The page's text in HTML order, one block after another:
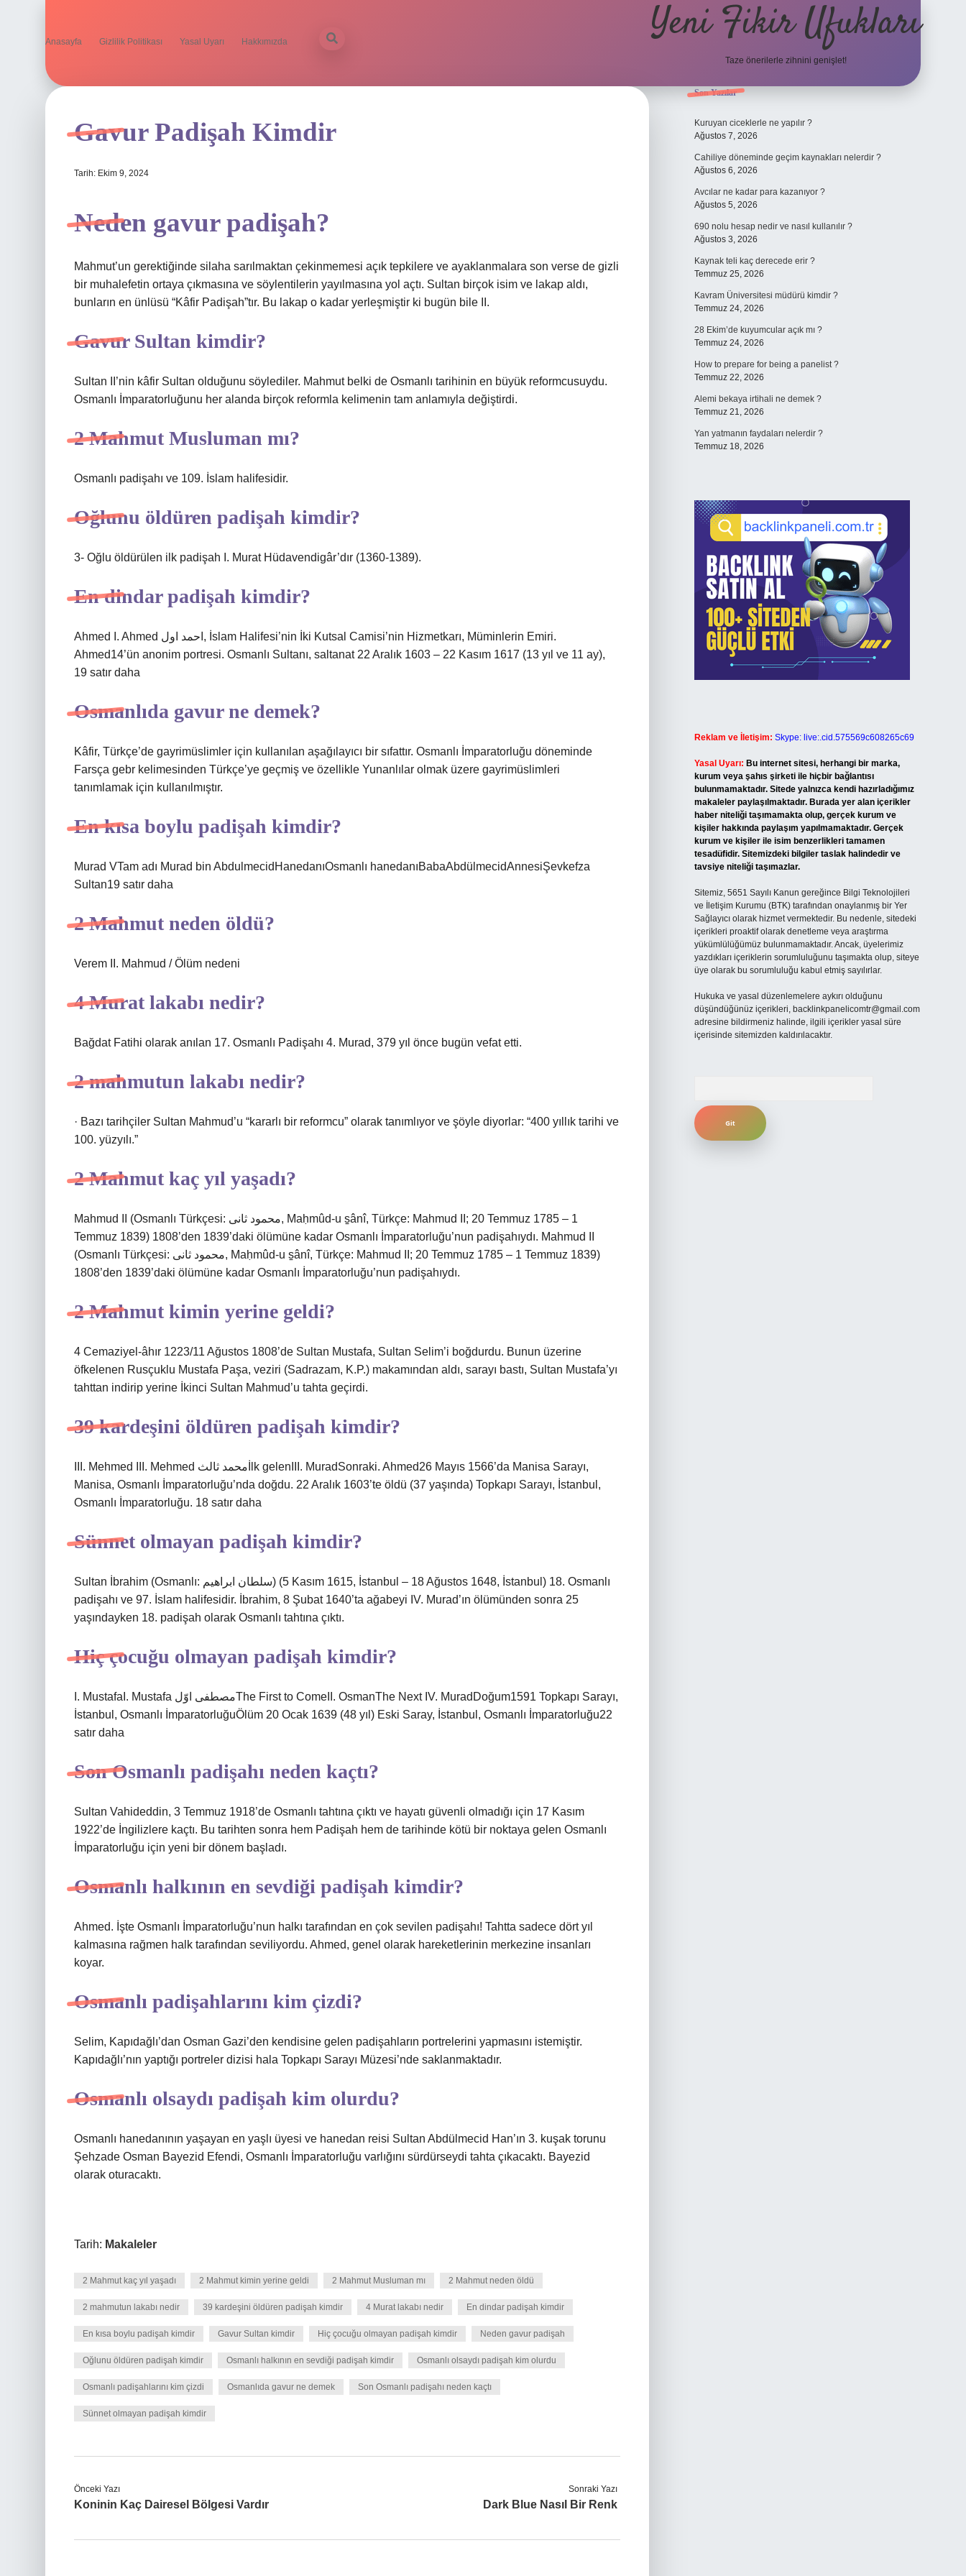
Anasayfa Gizlilik Politikası Yasal Uyarı Hakkımızda Yeni Fikir Ufukları
Taze önerilerle zihnini genişlet!
Gavur Padişah Kimdir
Tarih: Ekim 9, 2024
Neden gavur padişah?
Mahmut’un gerektiğinde silaha sarılmaktan çekinmemesi açık tepkilere ve ayaklanmalara son verse de gizli
bir muhalefetin ortaya çıkmasına ve söylentilerin yayılmasına yol açtı. Sultan birçok isim ve lakap aldı,
bunların en ünlüsü “Kâfir Padişah”tır. Bu lakap o kadar yerleşmiştir ki bugün bile II.
Gavur Sultan kimdir?
Sultan II’nin kâfir Sultan olduğunu söylediler. Mahmut belki de Osmanlı tarihinin en büyük reformcusuydu.
Osmanlı İmparatorluğunu her alanda birçok reformla kelimenin tam anlamıyla değiştirdi.
2 Mahmut Musluman mı?
Osmanlı padişahı ve 109. İslam halifesidir.
Oğlunu öldüren padişah kimdir?
3- Oğlu öldürülen ilk padişah I. Murat Hüdavendigâr’dır (1360-1389).
En dindar padişah kimdir?
Ahmed I. Ahmed احمد اول, İslam Halifesi’nin İki Kutsal Camisi’nin Hizmetkarı, Müminlerin Emiri.
Ahmed14’ün anonim portresi. Osmanlı Sultanı, saltanat 22 Aralık 1603 – 22 Kasım 1617 (13 yıl ve 11 ay),
19 satır daha
Osmanlıda gavur ne demek?
Kâfir, Türkçe’de gayrimüslimler için kullanılan aşağılayıcı bir sıfattır. Osmanlı İmparatorluğu döneminde
Farsça gebr kelimesinden Türkçe’ye geçmiş ve özellikle Yunanlılar olmak üzere gayrimüslimleri
tanımlamak için kullanılmıştır.
En kısa boylu padişah kimdir?
Murad VTam adı Murad bin AbdulmecidHanedanıOsmanlı hanedanıBabaAbdülmecidAnnesiŞevkefza
Sultan19 satır daha
2 Mahmut neden öldü?
Verem II. Mahmud / Ölüm nedeni
4 Murat lakabı nedir?
Bağdat Fatihi olarak anılan 17. Osmanlı Padişahı 4. Murad, 379 yıl önce bugün vefat etti.
2 mahmutun lakabı nedir?
· Bazı tarihçiler Sultan Mahmud’u “kararlı bir reformcu” olarak tanımlıyor ve şöyle diyorlar: “400 yıllık tarihi ve
100. yüzyılı.”
2 Mahmut kaç yıl yaşadı?
Mahmud II (Osmanlı Türkçesi: محمود ثانى, Maḥmûd-u s̠ânî, Türkçe: Mahmud II; 20 Temmuz 1785 – 1
Temmuz 1839) 1808’den 1839’daki ölümüne kadar Osmanlı İmparatorluğu’nun padişahıydı. Mahmud II
(Osmanlı Türkçesi: محمود ثانى, Maḥmûd-u s̠ânî, Türkçe: Mahmud II; 20 Temmuz 1785 – 1 Temmuz 1839)
1808’den 1839’daki ölümüne kadar Osmanlı İmparatorluğu’nun padişahıydı.
2 Mahmut kimin yerine geldi?
4 Cemaziyel-âhır 1223/11 Ağustos 1808’de Sultan Mustafa, Sultan Selim’i boğdurdu. Bunun üzerine
öfkelenen Rusçuklu Mustafa Paşa, veziri (Sadrazam, K.P.) makamından aldı, sarayı bastı, Sultan Mustafa’yı
tahttan indirip yerine İkinci Sultan Mahmud’u tahta geçirdi.
39 kardeşini öldüren padişah kimdir?
III. Mehmed III. Mehmed محمد ثالثİlk gelenIII. MuradSonraki. Ahmed26 Mayıs 1566’da Manisa Sarayı,
Manisa, Osmanlı İmparatorluğu’nda doğdu. 22 Aralık 1603’te öldü (37 yaşında) Topkapı Sarayı, İstanbul,
Osmanlı İmparatorluğu. 18 satır daha
Sünnet olmayan padişah kimdir?
Sultan İbrahim (Osmanlı: سلطان ابراهيم) (5 Kasım 1615, İstanbul – 18 Ağustos 1648, İstanbul) 18. Osmanlı
padişahı ve 97. İslam halifesidir. İbrahim, 8 Şubat 1640’ta ağabeyi IV. Murad’ın ölümünden sonra 25
yaşındayken 18. padişah olarak Osmanlı tahtına çıktı.
Hiç çocuğu olmayan padişah kimdir?
I. MustafaI. Mustafa مصطفى اوّلThe First to ComeII. OsmanThe Next IV. MuradDoğum1591 Topkapı Sarayı,
İstanbul, Osmanlı İmparatorluğuÖlüm 20 Ocak 1639 (48 yıl) Eski Saray, İstanbul, Osmanlı İmparatorluğu22
satır daha
Son Osmanlı padişahı neden kaçtı?
Sultan Vahideddin, 3 Temmuz 1918’de Osmanlı tahtına çıktı ve hayatı güvenli olmadığı için 17 Kasım
1922’de İngilizlere kaçtı. Bu tarihten sonra hem Padişah hem de tarihinde kötü bir noktaya gelen Osmanlı
İmparatorluğu için yeni bir dönem başladı.
Osmanlı halkının en sevdiği padişah kimdir?
Ahmed. İşte Osmanlı İmparatorluğu’nun halkı tarafından en çok sevilen padişahı! Tahtta sadece dört yıl
kalmasına rağmen halk tarafından seviliyordu. Ahmed, genel olarak hareketlerinin merkezine insanları
koyar.
Osmanlı padişahlarını kim çizdi?
Selim, Kapıdağlı’dan Osman Gazi’den kendisine gelen padişahların portrelerini yapmasını istemiştir.
Kapıdağlı’nın yaptığı portreler dizisi hala Topkapı Sarayı Müzesi’nde saklanmaktadır.
Osmanlı olsaydı padişah kim olurdu?
Osmanlı hanedanının yaşayan en yaşlı üyesi ve hanedan reisi Sultan Abdülmecid Han’ın 3. kuşak torunu
Şehzade Osman Bayezid Efendi, Osmanlı İmparatorluğu varlığını sürdürseydi tahta çıkacaktı. Bayezid
olarak oturacaktı.
Tarih: Makaleler
2 Mahmut kaç yıl yaşadı 2 Mahmut kimin yerine geldi 2 Mahmut Musluman mı 2 Mahmut neden öldü
2 mahmutun lakabı nedir 39 kardeşini öldüren padişah kimdir 4 Murat lakabı nedir En dindar padişah kimdir
En kısa boylu padişah kimdir Gavur Sultan kimdir Hiç çocuğu olmayan padişah kimdir Neden gavur padişah
Oğlunu öldüren padişah kimdir Osmanlı halkının en sevdiği padişah kimdir Osmanlı olsaydı padişah kim olurdu
Osmanlı padişahlarını kim çizdi Osmanlıda gavur ne demek Son Osmanlı padişahı neden kaçtı
Sünnet olmayan padişah kimdir
Önceki Yazı
Koninin Kaç Dairesel Bölgesi Vardır
Sonraki Yazı
Dark Blue Nasıl Bir Renk
Sidebar
Son Yazılar
Kuruyan ciceklerle ne yapılır ?
Ağustos 7, 2026
Cahiliye döneminde geçim kaynakları nelerdir ?
Ağustos 6, 2026
Avcılar ne kadar para kazanıyor ?
Ağustos 5, 2026
690 nolu hesap nedir ve nasıl kullanılır ?
Ağustos 3, 2026
Kaynak teli kaç derecede erir ?
Temmuz 25, 2026
Kavram Üniversitesi müdürü kimdir ?
Temmuz 24, 2026
28 Ekim’de kuyumcular açık mı ?
Temmuz 24, 2026
How to prepare for being a panelist ?
Temmuz 22, 2026
Alemi bekaya irtihali ne demek ?
Temmuz 21, 2026
Yan yatmanın faydaları nelerdir ?
Temmuz 18, 2026
Reklam ve İletişim: Skype: live:.cid.575569c608265c69
Yasal Uyarı: Bu internet sitesi, herhangi bir marka,
kurum veya şahıs şirketi ile hiçbir bağlantısı
bulunmamaktadır. Sitede yalnızca kendi hazırladığımız
makaleler paylaşılmaktadır. Burada yer alan içerikler
haber niteliği taşımamakta olup, gerçek kurum ve
kişiler hakkında paylaşım yapılmamaktadır. Gerçek
kurum ve kişiler ile isim benzerlikleri tamamen
tesadüfidir. Sitemizdeki bilgiler taslak halindedir ve
tavsiye niteliği taşımazlar.
Sitemiz, 5651 Sayılı Kanun gereğince Bilgi Teknolojileri
ve İletişim Kurumu (BTK) tarafından onaylanmış bir Yer
Sağlayıcı olarak hizmet vermektedir. Bu nedenle, sitedeki
içerikleri proaktif olarak denetleme veya araştırma
yükümlülüğümüz bulunmamaktadır. Ancak, üyelerimiz
yazdıkları içeriklerin sorumluluğunu taşımakta olup, siteye
üye olarak bu sorumluluğu kabul etmiş sayılırlar.
Hukuka ve yasal düzenlemelere aykırı olduğunu
düşündüğünüz içerikleri, backlinkpanelicomtr@gmail.com
adresine bildirmeniz halinde, ilgili içerikler yasal süre
içerisinde sitemizden kaldırılacaktır.